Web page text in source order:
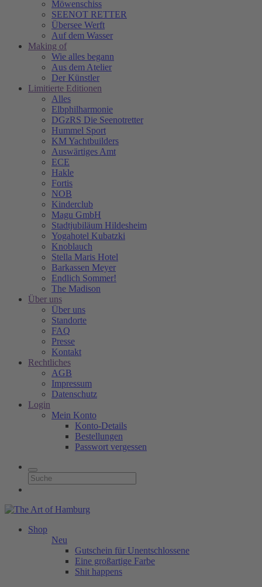
Möwenschiss
SEENOT RETTER
Übersee Werft
Auf dem Wasser
Making of
Wie alles begann
Aus dem Atelier
Der Künstler
Limitierte Editionen
Alles
Elbphilharmonie
DGzRS Die Seenotretter
Hummel Sport
KM Yachtbuilders
Auswärtiges Amt
ECE
Hakle
Fortis
NOB
Kinderclub
Magu GmbH
Stadtjubiläum Hildesheim
Yogahotel Kubatzki
Knoblauch
Stella Maris Hotel
Barkassen Meyer
Endlich Sommer!
The Madison
Über uns
Über uns
Standorte
FAQ
Presse
Kontakt
Rechtliches
AGB
Impressum
Datenschutz
Login
Mein Konto
Konto-Details
Bestellungen
Passwort vergessen
Shop
Neu
Gutschein für Unentschlossene
Eine großartige Farbe
Shit happens